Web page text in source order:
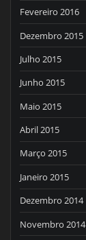
Fevereiro 2016
Dezembro 2015
Julho 2015
Junho 2015
Maio 2015
Abril 2015
Março 2015
Janeiro 2015
Dezembro 2014
Novembro 2014